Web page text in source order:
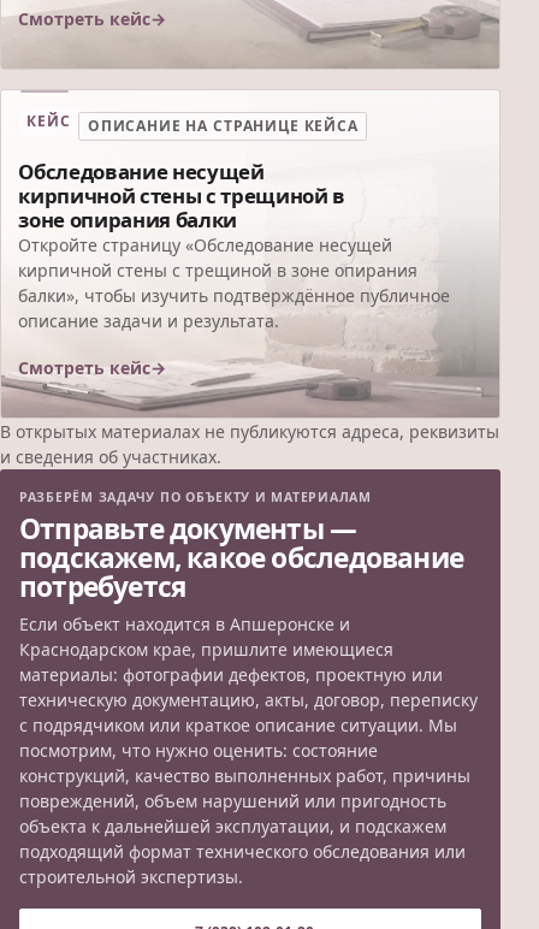
Смотреть кейс
КЕЙС ОПИСАНИЕ НА СТРАНИЦЕ КЕЙСА
Обследование несущей
кирпичной стены с трещиной в
зоне опирания балки
Откройте страницу «Обследование несущей
кирпичной стены с трещиной в зоне опирания
балки», чтобы изучить подтверждённое публичное
описание задачи и результата.
Смотреть кейс
В открытых материалах не публикуются адреса, реквизиты
и сведения об участниках.
РАЗБЕРЁМ ЗАДАЧУ ПО ОБЪЕКТУ И МАТЕРИАЛАМ
Отправьте документы —
подскажем, какое обследование
потребуется
Если объект находится в Апшеронске и
Краснодарском крае, пришлите имеющиеся
материалы: фотографии дефектов, проектную или
техническую документацию, акты, договор, переписку
с подрядчиком или краткое описание ситуации. Мы
посмотрим, что нужно оценить: состояние
конструкций, качество выполненных работ, причины
повреждений, объем нарушений или пригодность
объекта к дальнейшей эксплуатации, и подскажем
подходящий формат технического обследования или
строительной экспертизы.